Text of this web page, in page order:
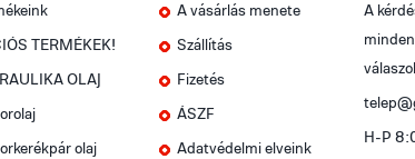
TERMÉKEK!
OLAJ
olaj
A vásárlás menete
Szállítás
Fizetés
ÁSZF
Adatvédelmi elveink
A
H-P